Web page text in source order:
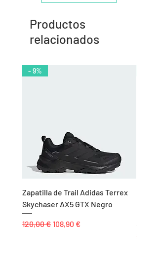
Productos
relacionados
- 9%
Zapatilla de Trail Adidas Terrex
Skychaser AX5 GTX Negro
Precio
120,00 € Precio de oferta
108,90 €
Precio
25,00 €